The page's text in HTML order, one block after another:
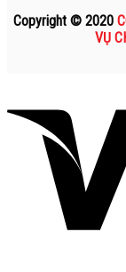
Copyright © 2020
VỤ